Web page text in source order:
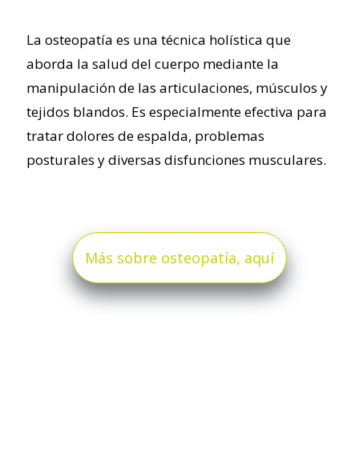
La osteopatía es una técnica holística que
aborda la salud del cuerpo mediante la
manipulación de las articulaciones, músculos y
tejidos blandos. Es especialmente efectiva para
tratar dolores de espalda, problemas
posturales y diversas disfunciones musculares.
Más sobre osteopatía, aquí